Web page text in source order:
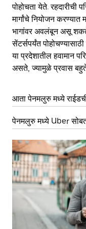
पोहोचता येते. रहदारीची
मार्गांचे नियोजन करण्यात
भागांवर अवलंबून असू
सेंटर्सपर्यंत
या प्रदेशातील हवामान
असते, ज्यामुळे प्रवास
आता पेनमलुरु मध्ये
पेनमलुरु मध्ये Uber सोबत